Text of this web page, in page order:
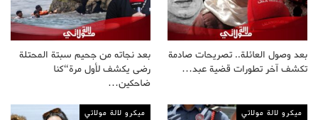
بعد وصول العائلة.. تصريحات صادمة
تكشف آخر تطورات قضية عبد…
بعد نجاته من جحيم سبتة المحتلة
رضى يكشف لأول مرة“كنا
ضاحكين…
ميكرو لالة مولاتي ميكرو لالة مولاتي